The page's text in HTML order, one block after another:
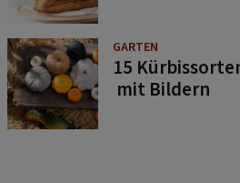
GARTEN
15
mit Bildern